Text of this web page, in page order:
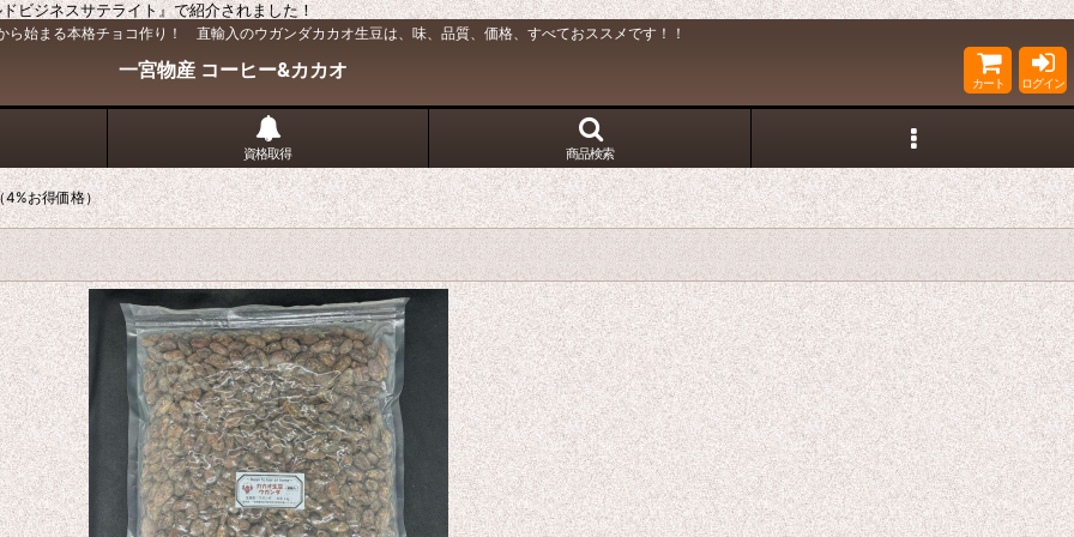
ビジネスサテライト』で紹介されました！
ら始まる本格チョコ作り！ 直輸入のウガンダカカオ生豆は、味、品質、価格、すべておススメです！！
一宮物産 コーヒー&カカオ
カート ログイン
資格取得 商品検索
4%お得価格）